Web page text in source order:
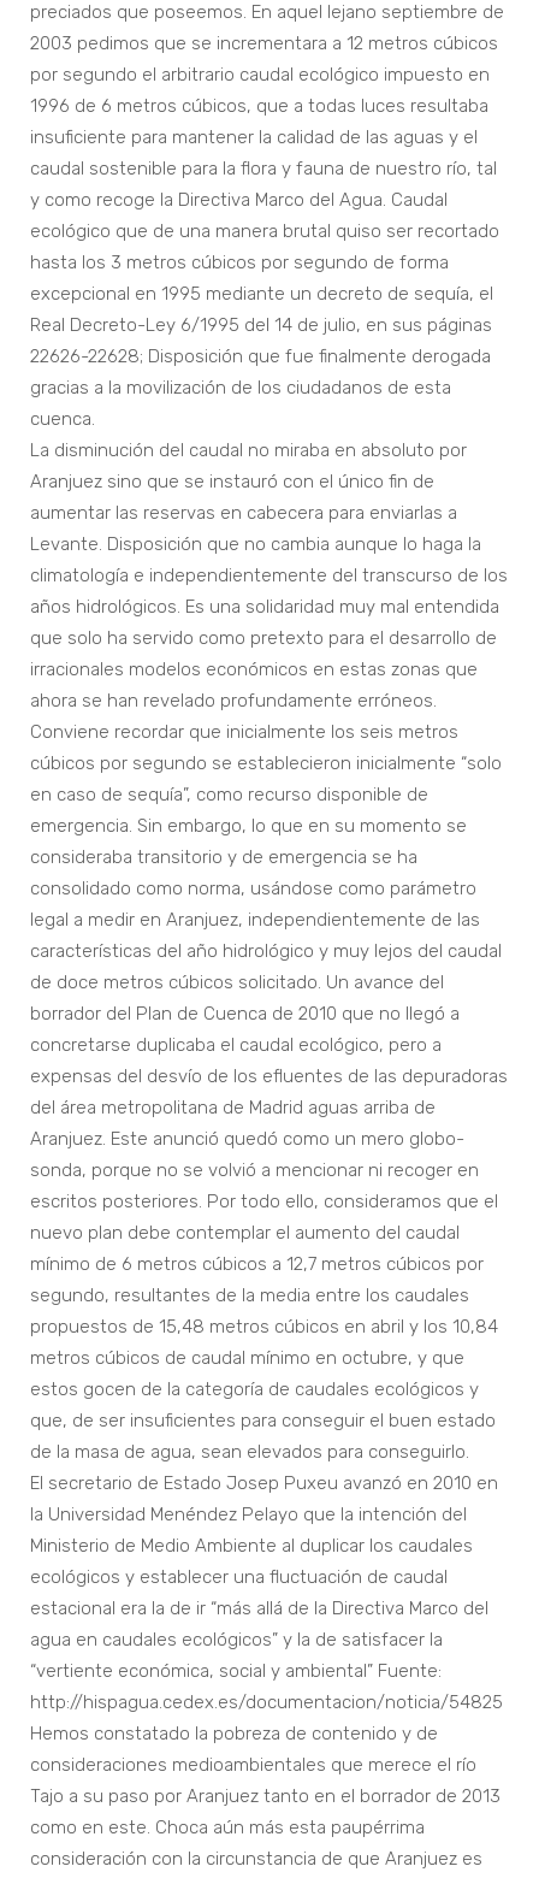
preciados que poseemos. En aquel lejano septiembre de
2003 pedimos que se incrementara a 12 metros cúbicos
por segundo el arbitrario caudal ecológico impuesto en
1996 de 6 metros cúbicos, que a todas luces resultaba
insuficiente para mantener la calidad de las aguas y el
caudal sostenible para la flora y fauna de nuestro río, tal
y como recoge la Directiva Marco del Agua. Caudal
ecológico que de una manera brutal quiso ser recortado
hasta los 3 metros cúbicos por segundo de forma
excepcional en 1995 mediante un decreto de sequía, el
Real Decreto-Ley 6/1995 del 14 de julio, en sus páginas
22626-22628; Disposición que fue finalmente derogada
gracias a la movilización de los ciudadanos de esta
cuenca.
La disminución del caudal no miraba en absoluto por
Aranjuez sino que se instauró con el único fin de
aumentar las reservas en cabecera para enviarlas a
Levante. Disposición que no cambia aunque lo haga la
climatología e independientemente del transcurso de los
años hidrológicos. Es una solidaridad muy mal entendida
que solo ha servido como pretexto para el desarrollo de
irracionales modelos económicos en estas zonas que
ahora se han revelado profundamente erróneos.
Conviene recordar que inicialmente los seis metros
cúbicos por segundo se establecieron inicialmente “solo
en caso de sequía”, como recurso disponible de
emergencia. Sin embargo, lo que en su momento se
consideraba transitorio y de emergencia se ha
consolidado como norma, usándose como parámetro
legal a medir en Aranjuez, independientemente de las
características del año hidrológico y muy lejos del caudal
de doce metros cúbicos solicitado. Un avance del
borrador del Plan de Cuenca de 2010 que no llegó a
concretarse duplicaba el caudal ecológico, pero a
expensas del desvío de los efluentes de las depuradoras
del área metropolitana de Madrid aguas arriba de
Aranjuez. Este anunció quedó como un mero globo-
sonda, porque no se volvió a mencionar ni recoger en
escritos posteriores. Por todo ello, consideramos que el
nuevo plan debe contemplar el aumento del caudal
mínimo de 6 metros cúbicos a 12,7 metros cúbicos por
segundo, resultantes de la media entre los caudales
propuestos de 15,48 metros cúbicos en abril y los 10,84
metros cúbicos de caudal mínimo en octubre, y que
estos gocen de la categoría de caudales ecológicos y
que, de ser insuficientes para conseguir el buen estado
de la masa de agua, sean elevados para conseguirlo.
El secretario de Estado Josep Puxeu avanzó en 2010 en
la Universidad Menéndez Pelayo que la intención del
Ministerio de Medio Ambiente al duplicar los caudales
ecológicos y establecer una fluctuación de caudal
estacional era la de ir “más allá de la Directiva Marco del
agua en caudales ecológicos” y la de satisfacer la
“vertiente económica, social y ambiental” Fuente:
http://hispagua.cedex.es/documentacion/noticia/54825
Hemos constatado la pobreza de contenido y de
consideraciones medioambientales que merece el río
Tajo a su paso por Aranjuez tanto en el borrador de 2013
como en este. Choca aún más esta paupérrima
consideración con la circunstancia de que Aranjuez es